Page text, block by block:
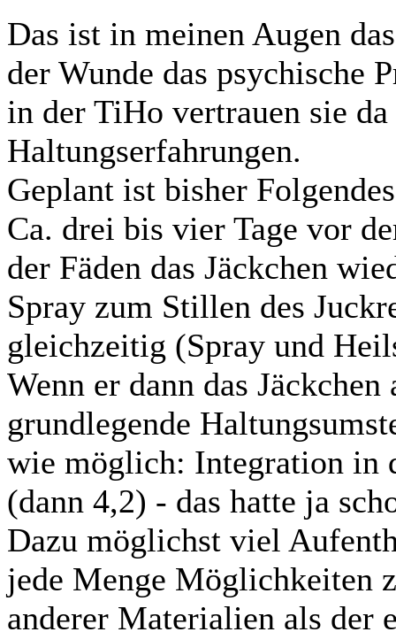
Das ist in meinen Augen
der Wunde das psychische
in der TiHo vertrauen sie da
Haltungserfahrungen.
Geplant ist bisher
Ca. drei bis vier Tage vor
der Fäden das Jäckchen
Spray zum Stillen des
gleichzeitig (Spray und
Wenn er dann das
grundlegende
wie möglich: Integration in
(dann 4,2) - das hatte ja
Dazu möglichst viel
jede Menge Möglichkeiten
anderer Materialien als der